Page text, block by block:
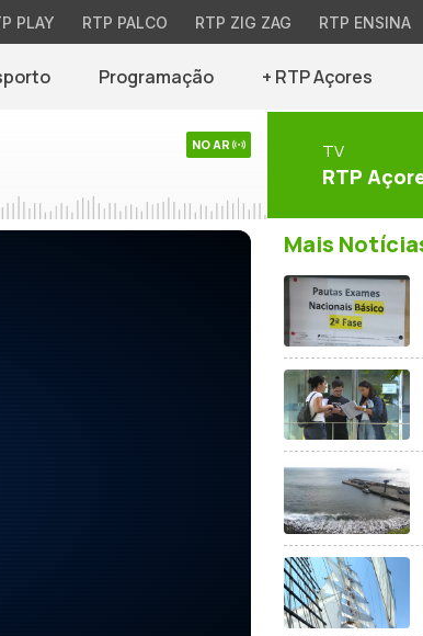
PLAY RTP PALCO RTP ZIG ZAG RTP ENSINA
Programação + RTP Açores
NO AR TV
RTP
Mais